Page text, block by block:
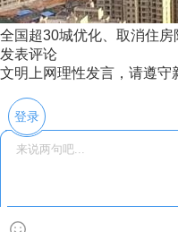
全国超30城优化、取消住房
发表评论
文明上网理性发言，请遵守
登录